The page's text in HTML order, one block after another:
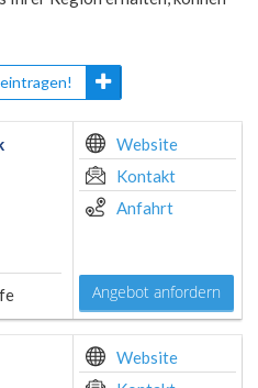
Website
Kontakt
Anfahrt
Angebot anfordern
Website